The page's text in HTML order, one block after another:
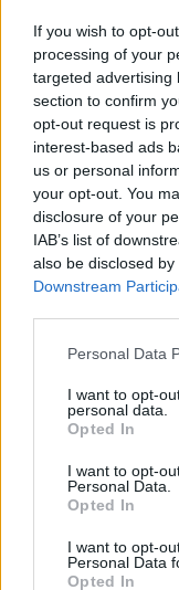
If you wish to opt-
processing of your
targeted advertising
section to confirm
opt-out request is
interest-based ads
us or personal
your opt-out. You
disclosure of your
IAB’s list of
also be disclosed
Downstream
Please note that
not limited to your
grant or deny
use your data for
consent section.
Personal Data
I want to opt-
personal data.
Opted In
I want to opt-
Personal Data.
Opted In
I want to opt-
Personal Data
Opted In
Precedente
EMERGENZA
NEL LAZIO –
Controlli a
nelle case
POTREBBE
6
5
covid 19